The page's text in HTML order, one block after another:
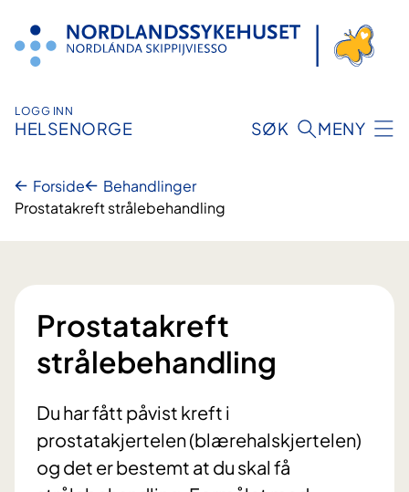
innhold
LOGG INN
HELSENORGE SØK MENY
Forside
Behandlinger
Prostatakreft strålebehandling
Prostatakreft
strålebehandling
Du har fått påvist kreft i
prostatakjertelen (blærehalskjertelen)
og det er bestemt at du skal få